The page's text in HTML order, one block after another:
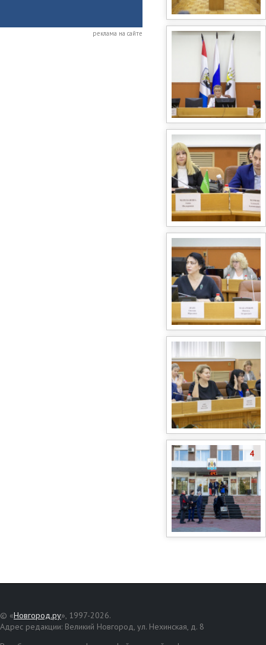
реклама на сайте
4
© «Новгород.ру», 1997-2026.
Адрес редакции: Великий Новгород, ул. Нехинская, д. 8